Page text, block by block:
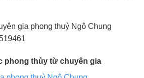
gia phong thuỷ Ngô Chung
phong thủy từ chuyên gia